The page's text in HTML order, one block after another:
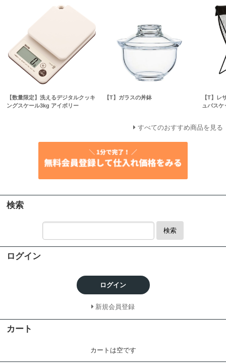
【数量限定】洗えるデジタルクッキ
ングスケール3kg アイボリー
【T】ガラスの丼鉢
【T】レ
ュバス
すべてのおすすめ商品を見る
検索
検索
ログイン
ログイン
新規会員登録
カート
カートは空です